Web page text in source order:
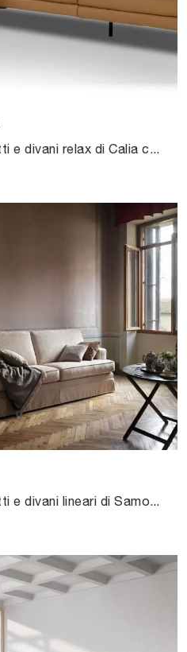
Con salotti e divani relax di Calia come il modello Ermes in pelle, potrai ultimare il tuo progetto d'arredo.
Con salotti e divani lineari di Samoa come il modello Petra in tessuto, potrai ultimare il tuo progetto d'arredo.